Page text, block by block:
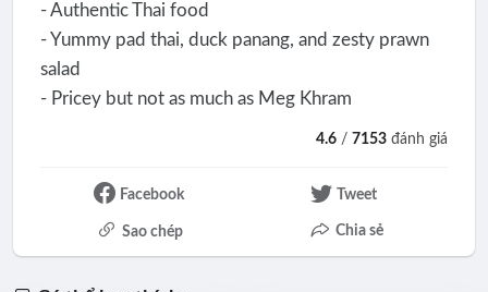
- Authentic Thai food
- Yummy pad thai, duck panang, and zesty prawn
salad
- Pricey but not as much as Meg Khram
4.6 / 7153 đánh giá
Facebook Tweet
Sao chép Chia sẻ